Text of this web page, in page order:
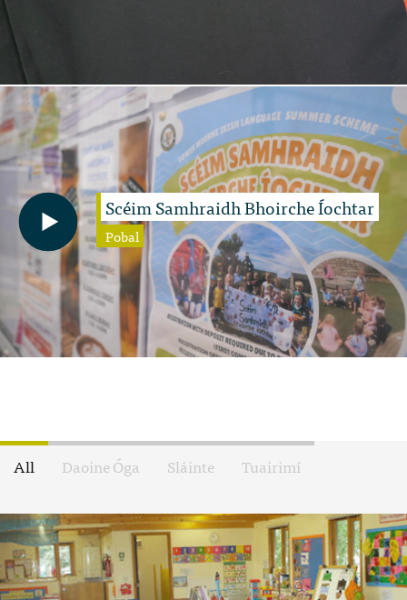
Scéim Samhraidh Bhoirche Íochtar
Pobal
All Daoine Óga Sláinte Tuairimí